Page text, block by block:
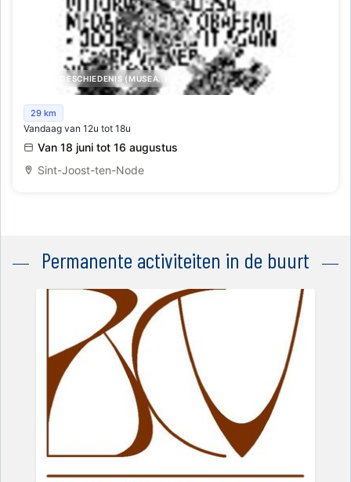
KUNST,GESCHIEDENIS (MUSEA..)
Side by Side
29 km
Vandaag van 12u tot 18u
Van 18 juni tot 16 augustus
Sint-Joost-ten-Node
Permanente activiteiten in de buurt